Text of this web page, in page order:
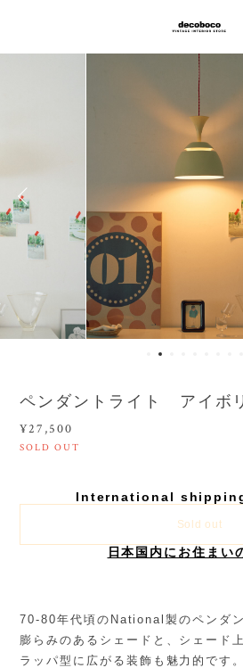
ペンダントライト アイボ
¥27,500
SOLD OUT
International
Sold out
日本国内にお住まい
70-80年代頃のNational製のペンダン
膨らみのあるシェードと、シェード
ラッパ型に広がる装飾も魅力的です